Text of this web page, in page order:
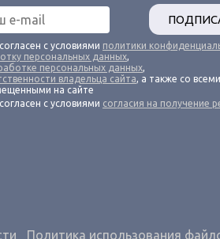
с условиями политики
персональных данных,
персональных данных,
владельца сайта, а также со
на сайте
с условиями согласия на получение
Политика использования